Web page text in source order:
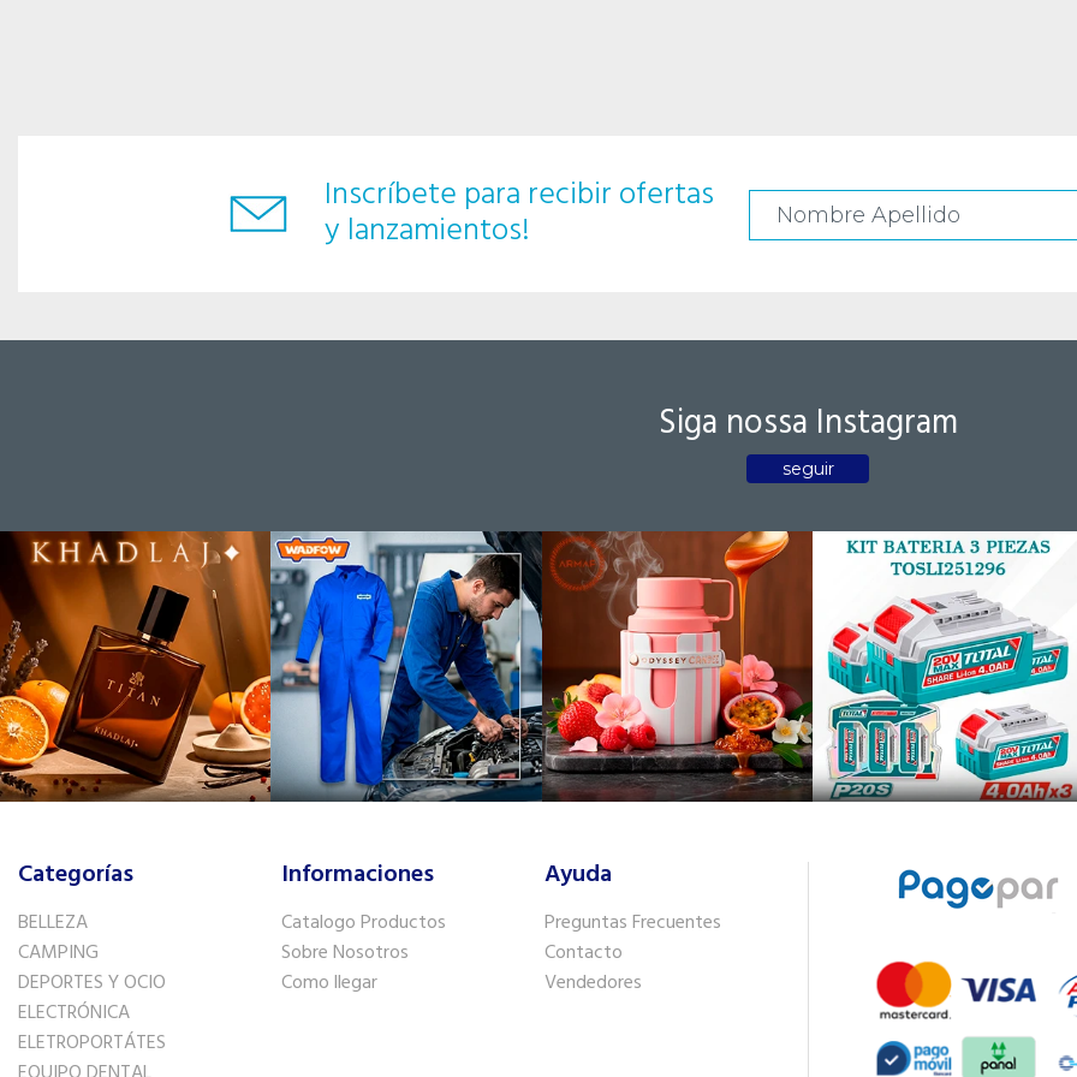
Inscríbete para recibir ofertas
y lanzamientos!
Siga nossa Instagram
seguir
Categorías
BELLEZA
CAMPING
DEPORTES Y OCIO
ELECTRÓNICA
ELETROPORTÁTES
Informaciones
Catalogo Productos
Sobre Nosotros
Como llegar
Ayuda
Preguntas Frecuentes
Contacto
Vendedores